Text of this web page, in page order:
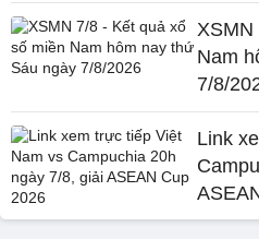
XSMN
Nam
7/8/
Link